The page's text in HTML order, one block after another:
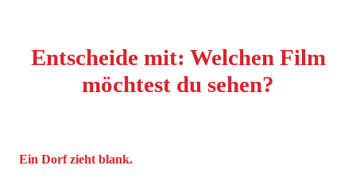
Entscheide mit: Welchen Film
möchtest du sehen?
Ein Dorf zieht blank.